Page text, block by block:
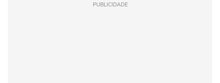
PUBLICIDADE